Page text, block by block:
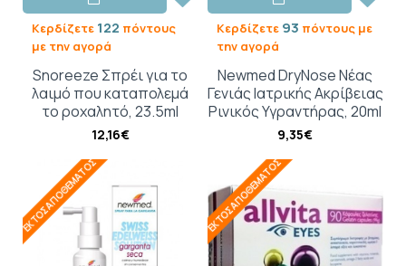
Κερδίζετε 122 πόντους
με την αγορά
Snoreeze Σπρέι για το
λαιμό που καταπολεμά
το ροχαλητό, 23.5ml
12,16€
Κερδίζετε 93 πόντους με
την αγορά
Newmed DryNose Νέας
Γενιάς Ιατρικής Ακρίβειας
Ρινικός Υγραντήρας, 20ml
9,35€
ΕΚΤΌΣ ΑΠΟΘΈΜΑΤΟΣ ΕΚΤΌΣ ΑΠΟΘΈΜΑΤΟΣ